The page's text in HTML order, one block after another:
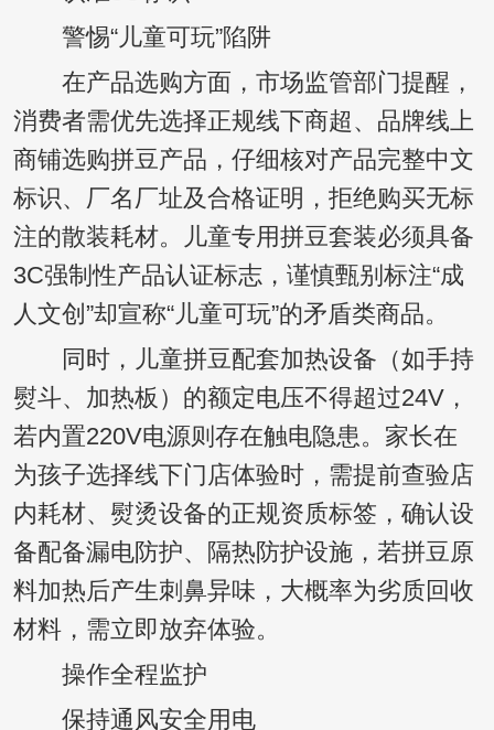
警惕“儿童可玩”陷阱
在产品选购方面，市场监管部门提醒，
消费者需优先选择正规线下商超、品牌线上
商铺选购拼豆产品，仔细核对产品完整中文
标识、厂名厂址及合格证明，拒绝购买无标
注的散装耗材。儿童专用拼豆套装必须具备
3C强制性产品认证标志，谨慎甄别标注“成
人文创”却宣称“儿童可玩”的矛盾类商品。
同时，儿童拼豆配套加热设备（如手持
熨斗、加热板）的额定电压不得超过24V，
若内置220V电源则存在触电隐患。家长在
为孩子选择线下门店体验时，需提前查验店
内耗材、熨烫设备的正规资质标签，确认设
备配备漏电防护、隔热防护设施，若拼豆原
料加热后产生刺鼻异味，大概率为劣质回收
材料，需立即放弃体验。
操作全程监护
保持通风安全用电